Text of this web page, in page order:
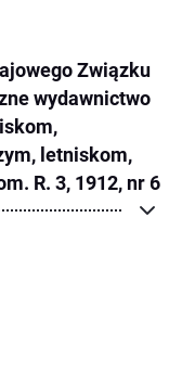
Związku
wydawnictwo
letniskom,
R. 3, 1912, nr 6